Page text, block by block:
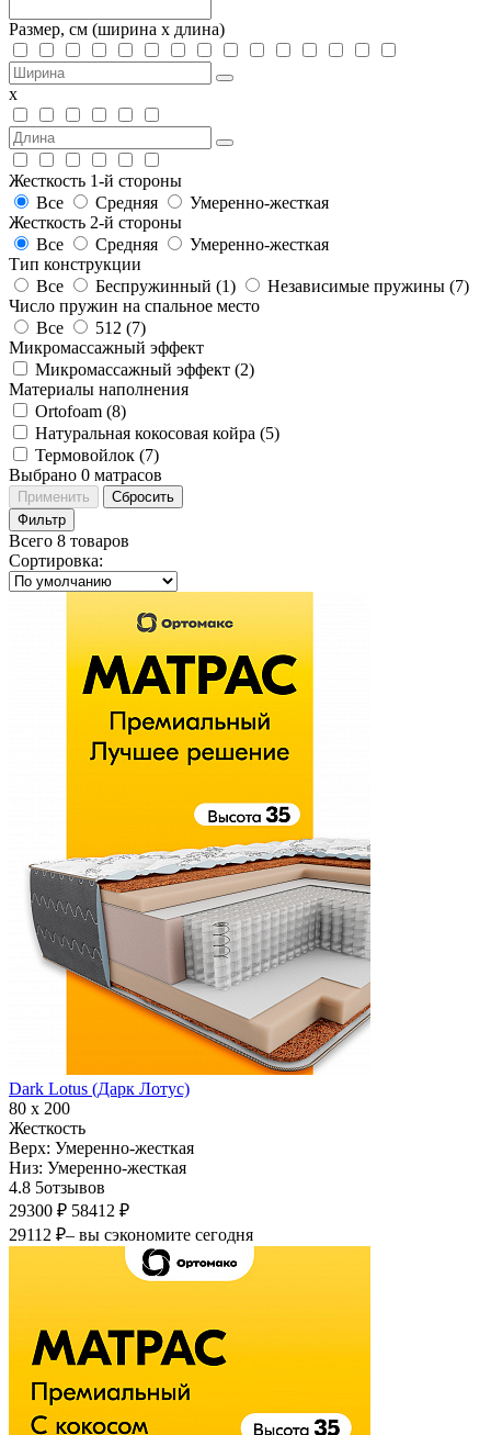
Размер, см (ширина х длина)
х
Жесткость 1-й стороны
Все
Средняя
Умеренно-жесткая
Жесткость 2-й стороны
Все
Средняя
Умеренно-жесткая
Тип конструкции
Все
Беспружинный (1) Независимые пружины (7)
Число пружин на спальное место
Все
512 (7)
Микромассажный эффект
Микромассажный эффект (2)
Материалы наполнения
Ortofoam (8)
Натуральная кокосовая койра (5)
Термовойлок (7)
Выбрано 0 матрасов
Применить
Сбросить
Фильтр
Всего 8 товаров
Сортировка:
Dark Lotus (Дарк Лотус)
80 х 200
Жесткость
Верх: Умеренно-жесткая
Низ: Умеренно-жесткая
4.8 5отзывов
29300 ₽ 58412 ₽
29112 ₽– вы сэкономите сегодня